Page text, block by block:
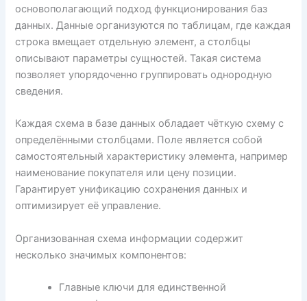
основополагающий подход функционирования баз
данных. Данные организуются по таблицам, где каждая
строка вмещает отдельную элемент, а столбцы
описывают параметры сущностей. Такая система
позволяет упорядоченно группировать однородную
сведения.
Каждая схема в базе данных обладает чёткую схему с
определёнными столбцами. Поле является собой
самостоятельный характеристику элемента, например
наименование покупателя или цену позиции.
Гарантирует унификацию сохранения данных и
оптимизирует её управление.
Организованная схема информации содержит
несколько значимых компонентов:
Главные ключи для единственной